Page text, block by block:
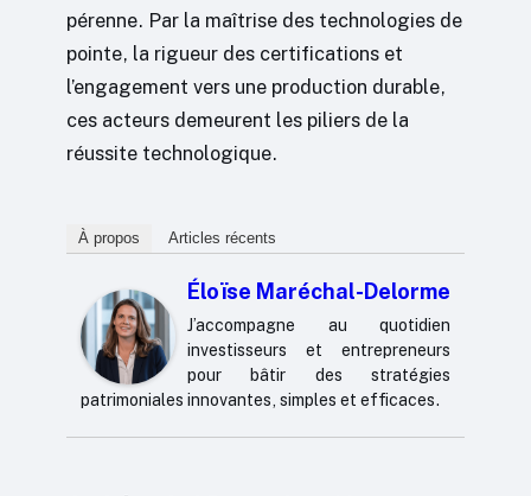
pérenne. Par la maîtrise des technologies de
pointe, la rigueur des certifications et
l’engagement vers une production durable,
ces acteurs demeurent les piliers de la
réussite technologique.
À propos Articles récents
Éloïse Maréchal-Delorme
J’accompagne au quotidien
investisseurs et entrepreneurs
pour bâtir des stratégies
patrimoniales innovantes, simples et efficaces.